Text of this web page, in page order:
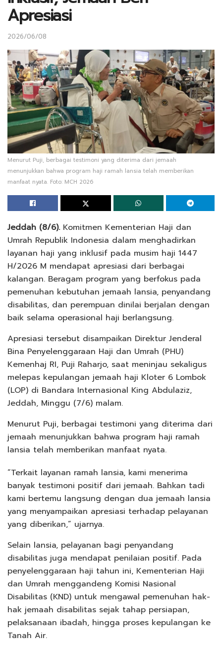
Apresiasi
2026/06/08
Menurut Puji, berbagai testimoni yang diterima dari jemaah
menunjukkan bahwa program haji ramah lansia telah memberikan
manfaat nyata. Foto: MCH 2026
Jeddah (8/6).Komitmen Kementerian Haji dan
Umrah Republik Indonesia dalam menghadirkan
layanan haji yang inklusif pada musim haji 1447
H/2026 M mendapat apresiasi dari berbagai
kalangan. Beragam program yang berfokus pada
pemenuhan kebutuhan jemaah lansia, penyandang
disabilitas, dan perempuan dinilai berjalan dengan
baik selama operasional haji berlangsung.
Apresiasi tersebut disampaikan Direktur Jenderal
Bina Penyelenggaraan Haji dan Umrah (PHU)
Kemenhaj RI, Puji Raharjo, saat meninjau sekaligus
melepas kepulangan jemaah haji Kloter 6 Lombok
(LOP) di Bandara Internasional King Abdulaziz,
Jeddah, Minggu (7/6) malam.
Menurut Puji, berbagai testimoni yang diterima dari
jemaah menunjukkan bahwa program haji ramah
lansia telah memberikan manfaat nyata.
“Terkait layanan ramah lansia, kami menerima
banyak testimoni positif dari jemaah. Bahkan tadi
kami bertemu langsung dengan dua jemaah lansia
yang menyampaikan apresiasi terhadap pelayanan
yang diberikan,” ujarnya.
Selain lansia, pelayanan bagi penyandang
disabilitas juga mendapat penilaian positif. Pada
penyelenggaraan haji tahun ini, Kementerian Haji
dan Umrah menggandeng Komisi Nasional
Disabilitas (KND) untuk mengawal pemenuhan hak-
hak jemaah disabilitas sejak tahap persiapan,
pelaksanaan ibadah, hingga proses kepulangan ke
Tanah Air.